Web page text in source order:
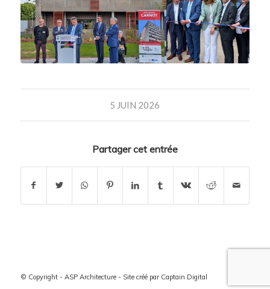
5 JUIN 2026
Partager cet entrée
© Copyright - ASP Architecture - Site créé par Captain Digital